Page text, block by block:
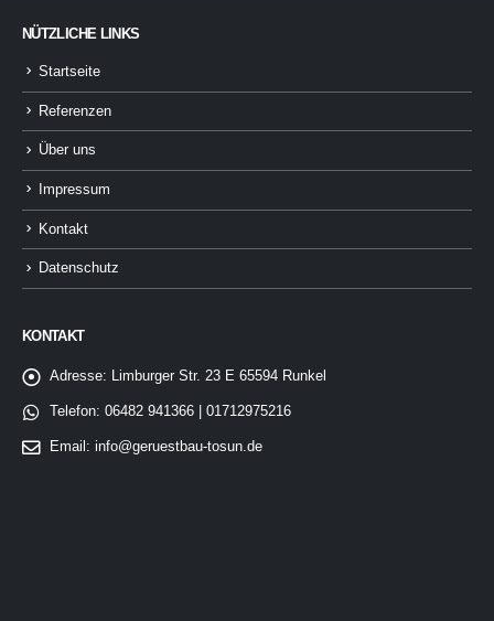
NÜTZLICHE LINKS
Startseite
Referenzen
Über uns
Impressum
Kontakt
Datenschutz
KONTAKT
Adresse: Limburger Str. 23 E 65594 Runkel
Telefon: 06482 941366 | 01712975216
Email: info@geruestbau-tosun.de